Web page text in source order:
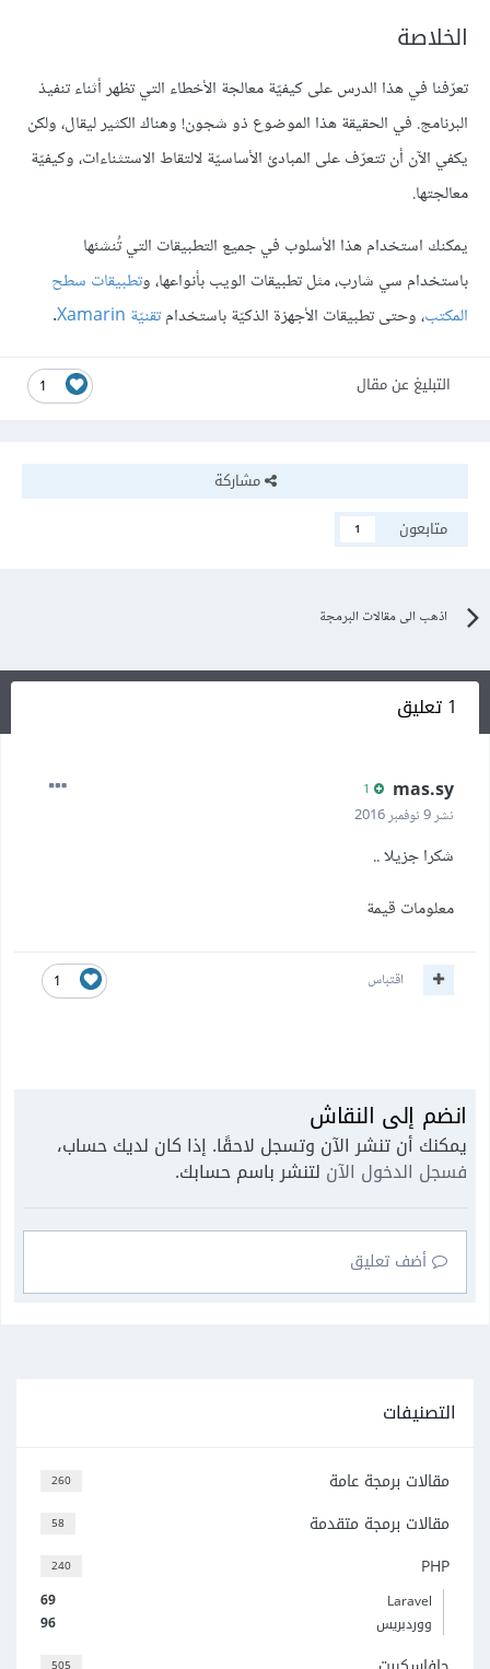
الخلاصة
تعرّفنا في هذا الدرس على كيفيّة معالجة الأخطاء التي تظهر أثناء تنفيذ
البرنامج. في الحقيقة هذا الموضوع ذو شجون! وهناك الكثير ليقال، ولكن
يكفي الآن أن تتعرّف على المبادئ الأساسيّة لالتقاط الاستثناءات، وكيفيّة
معالجتها.
يمكنك استخدام هذا الأسلوب في جميع التطبيقات التي تُنشئها
باستخدام سي شارب، مثل تطبيقات الويب بأنواعها، وتطبيقات سطح
المكتب، وحتى تطبيقات الأجهزة الذكيّة باستخدامتقنيّة Xamarin .
1 التبليغ عن مقال
مشاركة
متابعون
1
اذهب الى مقالات البرمجة
1 تعليق
mas.sy
نشر9 نوفمبر 2016
شكرا جزيلا ..
معلومات قيمة
1 اقتباس
انضم إلى النقاش
يمكنك أن تنشر الآن وتسجل لاحقًا. إذا كان لديك حساب،
فسجل الدخول الآن لتنشر باسم حسابك.
أضف تعليق
التصنيفات
260 مقالات برمجة عامة
58 مقالات برمجة متقدمة
240 PHP
69
Laravel
96
ووردبريس